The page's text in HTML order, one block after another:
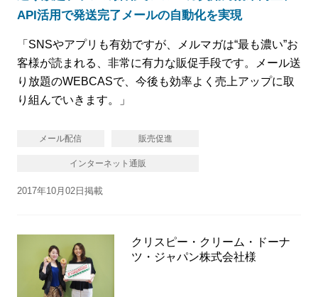
API活用で発送完了メールの自動化を実現
「SNSやアプリも有効ですが、メルマガは“最も濃い”お
客様が読まれる、非常に有力な販促手段です。メール送
り放題のWEBCASで、今後も効率よく売上アップに取
り組んでいきます。」
メール配信 販売促進
インターネット通販
2017年10月02日掲載
クリスピー・クリーム・ドーナ
ツ・ジャパン株式会社様